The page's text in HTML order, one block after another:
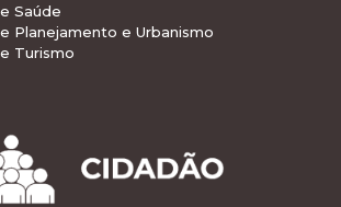
Saúde
Planejamento e Urbanismo
Turismo